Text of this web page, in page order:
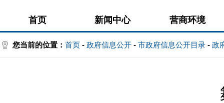
首页 新闻中心 营商环境
您当前的位置： 首页 - 政府信息公开 - 市政府信息公开目录 - 政